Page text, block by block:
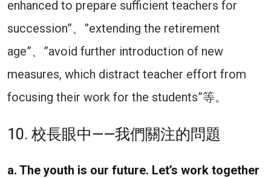
enhanced to prepare sufficient teachers for
succession”、”extending the retirement
age”、”avoid further introduction of new
measures, which distract teacher effort from
focusing their work for the students”等。
10. 校長眼中——我們關注的問題
a. The youth is our future. Let’s work together